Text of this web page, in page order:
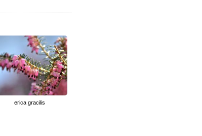
erica gracilis